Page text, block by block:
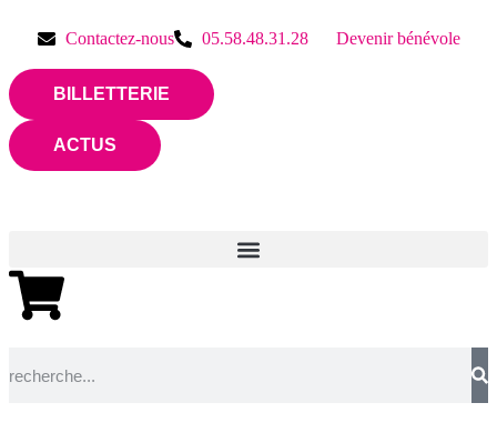
Contactez-nous 05.58.48.31.28 Devenir bénévole
BILLETTERIE
ACTUS